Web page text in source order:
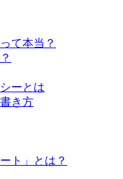
て本当？
ーとは
き方
ト」とは？